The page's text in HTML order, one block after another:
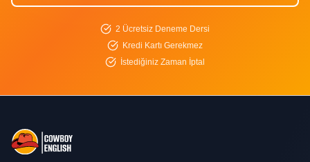
2 Ücretsiz Deneme Dersi
Kredi Kartı Gerekmez
İstediğiniz Zaman İptal